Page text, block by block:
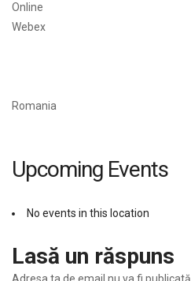
Online
Webex
Romania
Upcoming Events
No events in this location
Lasă un răspuns